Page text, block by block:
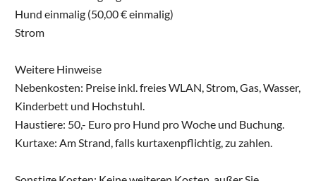
Hund einmalig (50,00 € einmalig)
Strom
Weitere Hinweise
Nebenkosten: Preise inkl. freies WLAN, Strom, Gas, Wasser,
Kinderbett und Hochstuhl.
Haustiere: 50,- Euro pro Hund pro Woche und Buchung.
Kurtaxe: Am Strand, falls kurtaxenpflichtig, zu zahlen.